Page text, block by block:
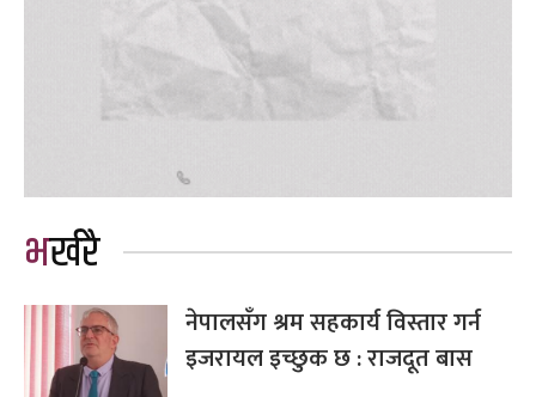
भर्खरै
नेपालसँग श्रम सहकार्य विस्तार गर्न
इजरायल इच्छुक छ : राजदूत बास